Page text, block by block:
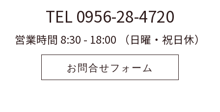
TEL 0956-28-4720
営業時間 8:30 - 18:00 （日曜・祝日休）
お問合せフォーム